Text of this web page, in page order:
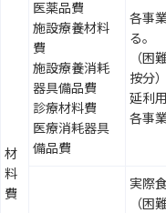
材
料
費
医薬品費
施設療養材料
費
施設療養消耗
器具備品費
診療材料費
医療消耗器具
備品費
各事
る。
（困
按分）
延利
各事
実際
（困